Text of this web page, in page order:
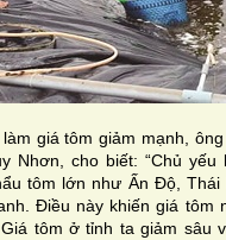
giá tôm giảm mạnh,
Nhơn, cho biết: “Chủ
tôm lớn như Ấn Độ,
Điều này khiến giá tôm
tôm ở tỉnh ta giảm sâu